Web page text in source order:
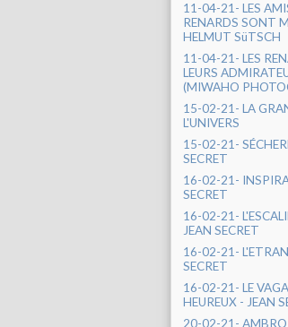
11-04-21- LES
RENARDS SONT
HELMUT SüTSCH
11-04-21- LES
LEURS
(MIWAHO
15-02-21- LA
L'UNIVERS
15-02-21-
SECRET
16-02-21-
SECRET
16-02-21-
JEAN SECRET
16-02-21-
SECRET
16-02-21- LE
HEUREUX - JEAN
20-02-21-